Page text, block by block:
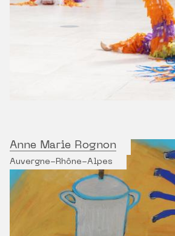
Anne Marie Rognon
Auvergne-Rhône-Alpes